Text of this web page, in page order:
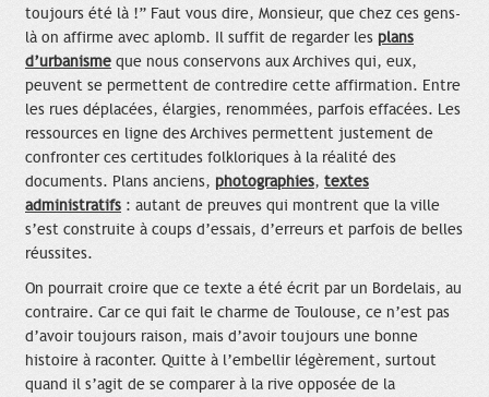
toujours été là !” Faut vous dire, Monsieur, que chez ces gens-
là on affirme avec aplomb. Il suffit de regarder les plans
d’urbanisme que nous conservons aux Archives qui, eux,
peuvent se permettent de contredire cette affirmation. Entre
les rues déplacées, élargies, renommées, parfois effacées. Les
ressources en ligne des Archives permettent justement de
confronter ces certitudes folkloriques à la réalité des
documents. Plans anciens, photographies, textes
administratifs : autant de preuves qui montrent que la ville
s’est construite à coups d’essais, d’erreurs et parfois de belles
réussites.
On pourrait croire que ce texte a été écrit par un Bordelais, au
contraire. Car ce qui fait le charme de Toulouse, ce n’est pas
d’avoir toujours raison, mais d’avoir toujours une bonne
histoire à raconter. Quitte à l’embellir légèrement, surtout
quand il s’agit de se comparer à la rive opposée de la